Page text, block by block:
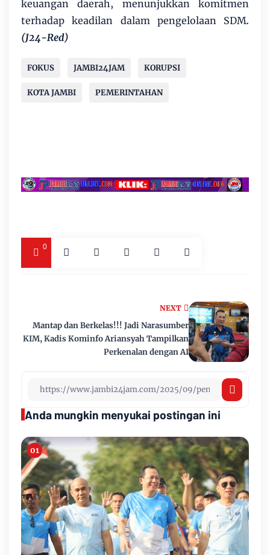
keuangan daerah, menunjukkan komitmen
terhadap keadilan dalam pengelolaan SDM.
(J24-Red)
FOKUS JAMBI24JAM KORUPSI
KOTA JAMBI PEMERINTAHAN
0
NEXT
Mantap dan Berkelas!!! Jadi Narasumber
KIM, Kadis Kominfo Ariansyah Tampilkan
Perkenalan dengan AI
Anda mungkin menyukai postingan ini